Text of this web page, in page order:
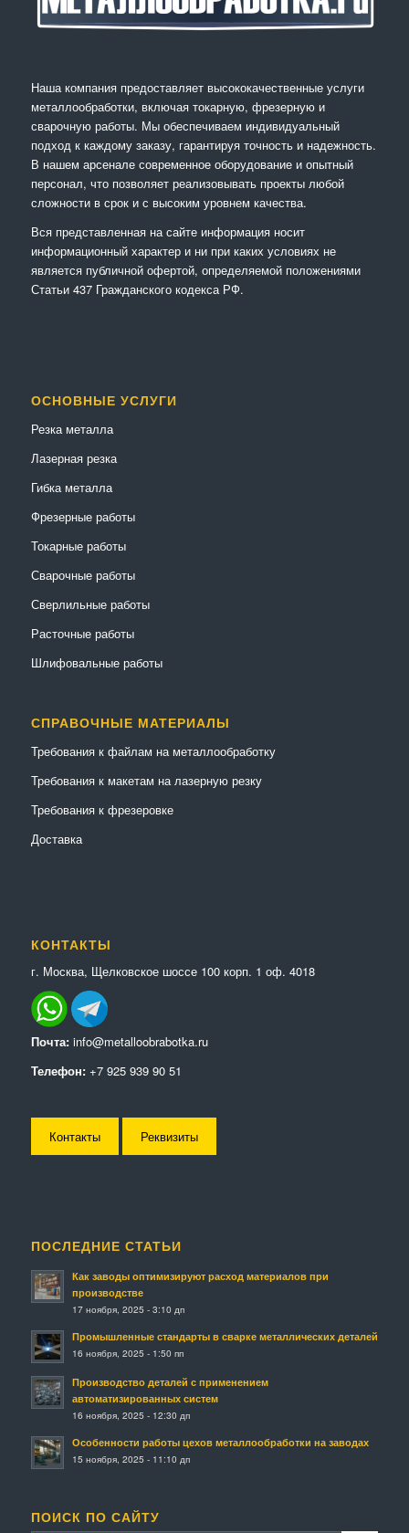
Наша компания предоставляет высококачественные услуги
металлообработки, включая токарную, фрезерную и
сварочную работы. Мы обеспечиваем индивидуальный
подход к каждому заказу, гарантируя точность и надежность.
В нашем арсенале современное оборудование и опытный
персонал, что позволяет реализовывать проекты любой
сложности в срок и с высоким уровнем качества.
Вся представленная на сайте информация носит
информационный характер и ни при каких условиях не
является публичной офертой, определяемой положениями
Статьи 437 Гражданского кодекса РФ.
ОСНОВНЫЕ УСЛУГИ
Резка металла
Лазерная резка
Гибка металла
Фрезерные работы
Токарные работы
Сварочные работы
Сверлильные работы
Расточные работы
Шлифовальные работы
СПРАВОЧНЫЕ МАТЕРИАЛЫ
Требования к файлам на металлообработку
Требования к макетам на лазерную резку
Требования к фрезеровке
Доставка
КОНТАКТЫ
г. Москва, Щелковское шоссе 100 корп. 1 оф. 4018
Почта: info@metalloobrabotka.ru
Телефон: +7 925 939 90 51
Контакты Реквизиты
ПОСЛЕДНИЕ СТАТЬИ
Как заводы оптимизируют расход материалов при
производстве
17 ноября, 2025 - 3:10 дп
Промышленные стандарты в сварке металлических деталей
16 ноября, 2025 - 1:50 пп
Производство деталей с применением
автоматизированных систем
16 ноября, 2025 - 12:30 дп
Особенности работы цехов металлообработки на заводах
15 ноября, 2025 - 11:10 дп
ПОИСК ПО САЙТУ